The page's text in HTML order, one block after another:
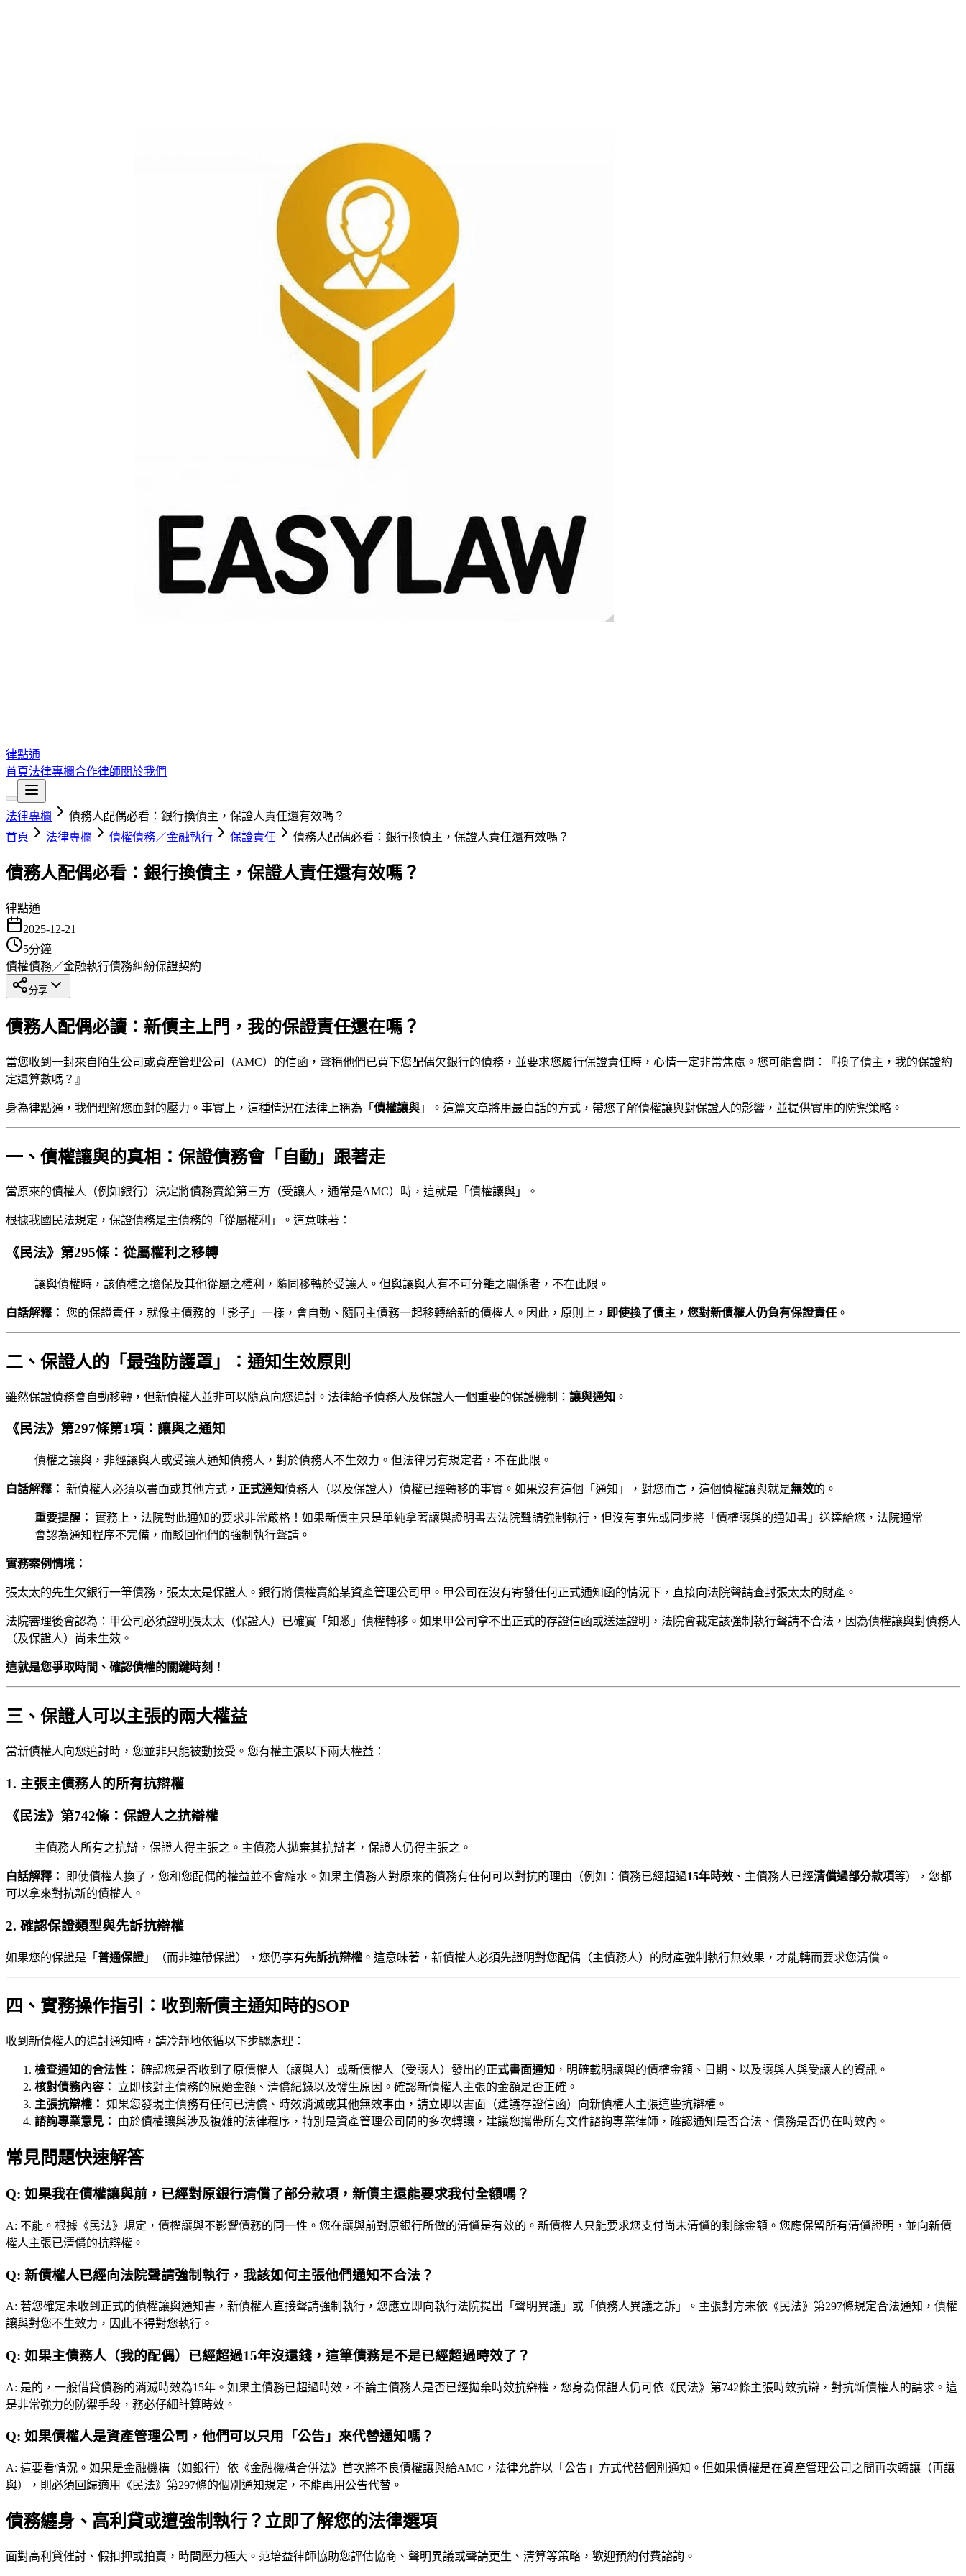
律點通
首頁法律專欄合作律師關於我們
法律專欄
債務人配偶必看：銀行換債主，保證人責任還有效嗎？
首頁
法律專欄 債權債務／金融執行 保證責任 債務人配偶必看：銀行換債主，保證人責任還有效嗎？
債務人配偶必看：銀行換債主，保證人責任還有效嗎？
律點通
2025-12-21
5分鐘
債權債務／金融執行債務糾紛保證契約
分享
債務人配偶必讀：新債主上門，我的保證責任還在嗎？
當您收到一封來自陌生公司或資產管理公司（AMC）的信函，聲稱他們已買下您配偶欠銀行的債務，並要求您履行保證責任時，心情一定非常焦慮。您可能會問：『換了債主，我的保證約
定還算數嗎？』
身為律點通，我們理解您面對的壓力。事實上，這種情況在法律上稱為「 債權讓與 」。這篇文章將用最白話的方式，帶您了解債權讓與對保證人的影響，並提供實用的防禦策略。
一、債權讓與的真相：保證債務會「自動」跟著走
當原來的債權人（例如銀行）決定將債務賣給第三方（受讓人，通常是AMC）時，這就是「債權讓與」。
根據我國民法規定，保證債務是主債務的「從屬權利」。這意味著：
《民法》第295條：從屬權利之移轉
讓與債權時，該債權之擔保及其他從屬之權利，隨同移轉於受讓人。但與讓與人有不可分離之關係者，不在此限。
白話解釋： 您的保證責任，就像主債務的「影子」一樣，會自動、隨同主債務一起移轉給新的債權人。因此，原則上， 即使換了債主，您對新債權人仍負有保證責任 。
二、保證人的「最強防護罩」：通知生效原則
雖然保證債務會自動移轉，但新債權人並非可以隨意向您追討。法律給予債務人及保證人一個重要的保護機制： 讓與通知 。
《民法》第297條第1項：讓與之通知
債權之讓與，非經讓與人或受讓人通知債務人，對於債務人不生效力。但法律另有規定者，不在此限。
白話解釋： 新債權人必須以書面或其他方式， 正式通知債務人（以及保證人）債權已經轉移的事實。如果沒有這個「通知」，對您而言，這個債權讓與就是無效的。
重要提醒： 實務上，法院對此通知的要求非常嚴格！如果新債主只是單純拿著讓與證明書去法院聲請強制執行，但沒有事先或同步將「債權讓與的通知書」送達給您，法院通常
會認為通知程序不完備，而駁回他們的強制執行聲請。
實務案例情境：
張太太的先生欠銀行一筆債務，張太太是保證人。銀行將債權賣給某資產管理公司甲。甲公司在沒有寄發任何正式通知函的情況下，直接向法院聲請查封張太太的財產。
法院審理後會認為：甲公司必須證明張太太（保證人）已確實「知悉」債權轉移。如果甲公司拿不出正式的存證信函或送達證明，法院會裁定該強制執行聲請不合法，因為債權讓與對債務人
（及保證人）尚未生效。
這就是您爭取時間、確認債權的關鍵時刻！
三、保證人可以主張的兩大權益
當新債權人向您追討時，您並非只能被動接受。您有權主張以下兩大權益：
1. 主張主債務人的所有抗辯權
《民法》第742條：保證人之抗辯權
主債務人所有之抗辯，保證人得主張之。主債務人拋棄其抗辯者，保證人仍得主張之。
白話解釋： 即使債權人換了，您和您配偶的權益並不會縮水。如果主債務人對原來的債務有任何可以對抗的理由（例如：債務已經超過15年時效 、主債務人已經清償過部分款項等），您都
可以拿來對抗新的債權人。
2. 確認保證類型與先訴抗辯權
如果您的保證是「 普通保證」（而非連帶保證），您仍享有先訴抗辯權 。這意味著，新債權人必須先證明對您配偶（主債務人）的財產強制執行無效果，才能轉而要求您清償。
四、實務操作指引：收到新債主通知時的SOP
收到新債權人的追討通知時，請冷靜地依循以下步驟處理：
檢查通知的合法性： 確認您是否收到了原債權人（讓與人）或新債權人（受讓人）發出的正式書面通知 ，明確載明讓與的債權金額、日期、以及讓與人與受讓人的資訊。
核對債務內容：
立即核對主債務的原始金額、清償紀錄以及發生原因。確認新債權人主張的金額是否正確。
主張抗辯權： 如果您發現主債務有任何已清償、時效消滅或其他無效事由，請立即以書面（建議存證信函）向新債權人主張這些抗辯權。
諮詢專業意見：
由於債權讓與涉及複雜的法律程序，特別是資產管理公司間的多次轉讓，建議您攜帶所有文件諮詢專業律師，確認通知是否合法、債務是否仍在時效內。
常見問題快速解答
Q: 如果我在債權讓與前，已經對原銀行清償了部分款項，新債主還能要求我付全額嗎？
A: 不能。根據《民法》規定，債權讓與不影響債務的同一性。您在讓與前對原銀行所做的清償是有效的。新債權人只能要求您支付尚未清償的剩餘金額。您應保留所有清償證明，並向新債
權人主張已清償的抗辯權。
Q: 新債權人已經向法院聲請強制執行，我該如何主張他們通知不合法？
A: 若您確定未收到正式的債權讓與通知書，新債權人直接聲請強制執行，您應立即向執行法院提出「聲明異議」或「債務人異議之訴」。主張對方未依《民法》第297條規定合法通知，債權
讓與對您不生效力，因此不得對您執行。
Q: 如果主債務人（我的配偶）已經超過15年沒還錢，這筆債務是不是已經超過時效了？
A: 是的，一般借貸債務的消滅時效為15年。如果主債務已超過時效，不論主債務人是否已經拋棄時效抗辯權，您身為保證人仍可依《民法》第742條主張時效抗辯，對抗新債權人的請求。這
是非常強力的防禦手段，務必仔細計算時效。
Q: 如果債權人是資產管理公司，他們可以只用「公告」來代替通知嗎？
A: 這要看情況。如果是金融機構（如銀行）依《金融機構合併法》首次將不良債權讓與給AMC，法律允許以「公告」方式代替個別通知。但如果債權是在資產管理公司之間再次轉讓（再讓
與），則必須回歸適用《民法》第297條的個別通知規定，不能再用公告代替。
債務纏身、高利貸或遭強制執行？立即了解您的法律選項
面對高利貸催討、假扣押或拍賣，時間壓力極大。 范培益律師協助您評估協商、聲明異議或聲請更生、清算等策略，歡迎預約付費諮詢。